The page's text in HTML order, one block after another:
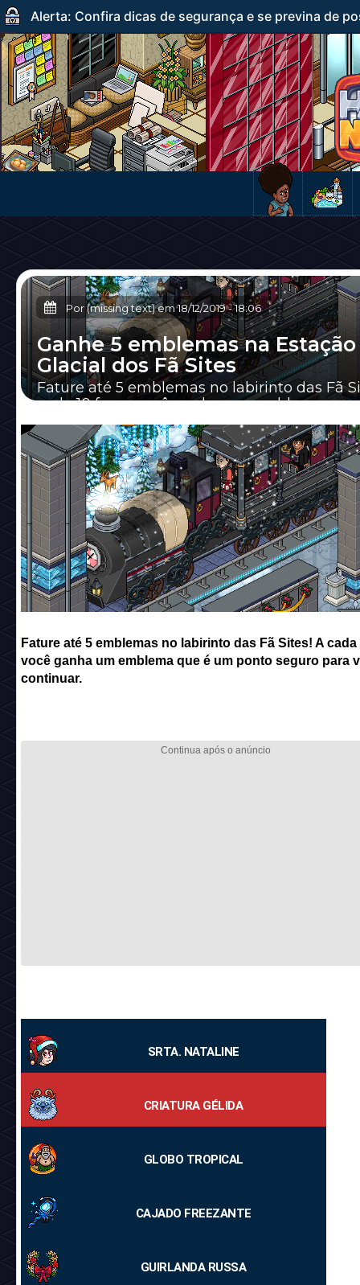
Alerta: Confira dicas de segurança e se previna de
Por (missing text) em18/12/2019-18:06
Ganhe 5 emblemas na Estação
Glacial dos Fã Sites
Fature até 5 emblemas no labirinto das Fã
cada 10 fases você ganha um emblema
Fature até 5 emblemas no labirinto das Fã Sites! A cada
você ganha um emblema que é um ponto seguro para
continuar.
SRTA. NATALINE
CRIATURA GÉLIDA
GLOBO TROPICAL
CAJADO FREEZANTE
GUIRLANDA RUSSA